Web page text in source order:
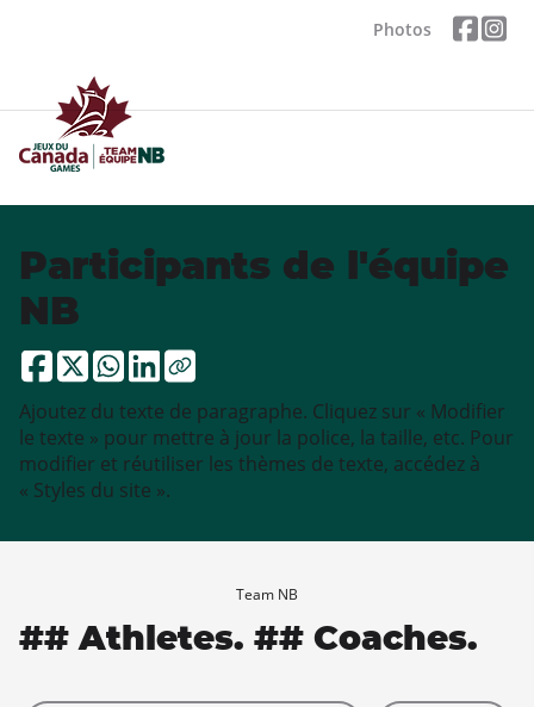
Photos
Participants de l'équipe
NB
Ajoutez du texte de paragraphe. Cliquez sur « Modifier
le texte » pour mettre à jour la police, la taille, etc. Pour
modifier et réutiliser les thèmes de texte, accédez à
« Styles du site ».
Team NB
## Athletes. ## Coaches.